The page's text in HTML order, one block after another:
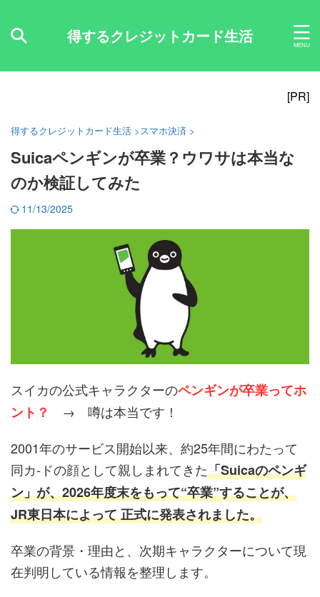
得するクレジットカード生活
[PR]
得するクレジットカード生活 >スマホ決済 >
Suicaペンギンが卒業？ウワサは本当な
のか検証してみた
11/13/2025
スイカの公式キャラクターのペンギンが卒業ってホ
ント？ → 噂は本当です！
2001年のサービス開始以来、約25年間にわたって
同カ‐ドの顔として親しまれてきた「Suicaのペンギ
ン」が、2026年度末をもって“卒業”することが、
JR東日本によって正式に発表されました。
卒業の背景・理由と、次期キャラクターについて現
在判明している情報を整理します。